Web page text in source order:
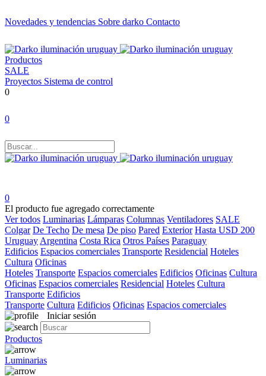
Novedades y tendencias Sobre darko Contacto
Productos
SALE
Proyectos Sistema de control
0
0
0
El producto fue agregado correctamente
Ver todos Luminarias Lámparas Columnas Ventiladores SALE
Colgar De Techo De mesa De piso Pared Exterior Hasta USD 200
Uruguay Argentina Costa Rica Otros Países Paraguay
Edificios Espacios comerciales Transporte Residencial Hoteles
Cultura Oficinas
Hoteles Transporte Espacios comerciales Edificios Oficinas Cultura
Oficinas Espacios comerciales Residencial Hoteles Cultura
Transporte Edificios
Transporte Cultura Edificios Oficinas Espacios comerciales
Iniciar sesión
Productos
Luminarias